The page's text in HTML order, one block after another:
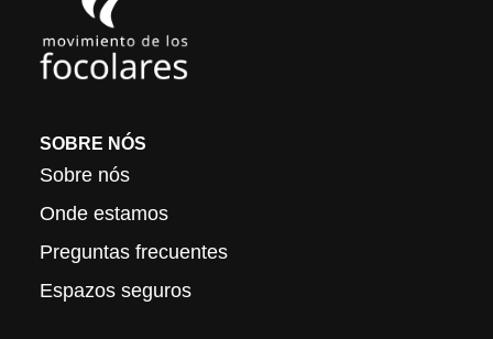
SOBRE NÓS
Sobre nós
Onde estamos
Preguntas frecuentes
Espazos seguros